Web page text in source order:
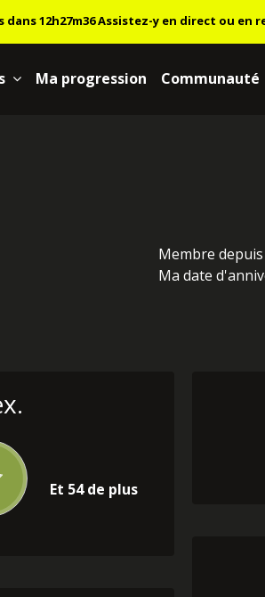
12h27m36Assistez-y en direct ou en
Ma progression Communauté
Membre
Ma date
Et 54 de plus